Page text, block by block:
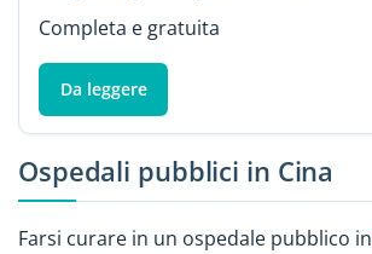
Completa e gratuita
Da leggere
Ospedali pubblici in Cina
Farsi curare in un ospedale pubblico in